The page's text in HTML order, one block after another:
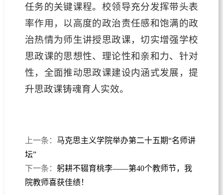
任务的关键课程。校领导充分发挥带头表
率作用，以高度的政治责任感和饱满的政
治热情为师生讲授思政课，切实增强学校
思政课的思想性、理论性和亲和力、针对
性，全面推动思政课建设内涵式发展，提
升思政课铸魂育人实效。
上一条： 马克思主义学院举办第二十五期“名师讲
坛”
下一条： 躬耕不辍育桃李——第40个教师节，我
院教师喜获佳绩！